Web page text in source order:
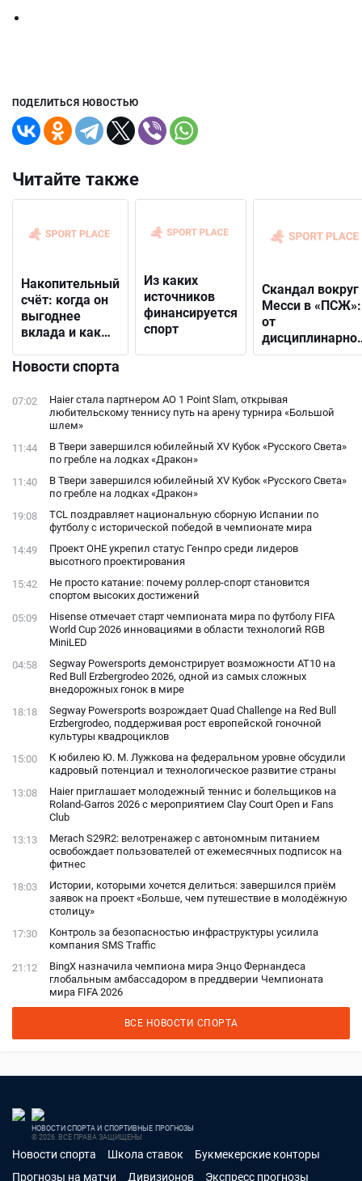
ПОДЕЛИТЬСЯ НОВОСТЬЮ
Читайте также
Накопительный
счёт: когда он
выгоднее
вклада и как
подходящий
Из каких
источников
финансируется
спорт
Скандал вокруг
Месси в «ПСЖ»:
от
решения до
фанатами
Новости спорта
07:02
Haier стала партнером AO 1 Point Slam, открывая
любительскому теннису путь на арену турнира «Большой
шлем»
11:44
В Твери завершился юбилейный XV Кубок «Русского Света»
по гребле на лодках «Дракон»
11:40
В Твери завершился юбилейный XV Кубок «Русского Света»
по гребле на лодках «Дракон»
19:08
TCL поздравляет национальную сборную Испании по
футболу с исторической победой в чемпионате мира
14:49
Проект ОНЕ укрепил статус Генпро среди лидеров
высотного проектирования
15:42
Не просто катание: почему роллер-спорт становится
спортом высоких достижений
05:09
Hisense отмечает старт чемпионата мира по футболу FIFA
World Cup 2026 инновациями в области технологий RGB
MiniLED
04:58
Segway Powersports демонстрирует возможности AT10 на
Red Bull Erzbergrodeo 2026, одной из самых сложных
внедорожных гонок в мире
18:18
Segway Powersports возрождает Quad Challenge на Red Bull
Erzbergrodeo, поддерживая рост европейской гоночной
культуры квадроциклов
15:00
К юбилею Ю. М. Лужкова на федеральном уровне обсудили
кадровый потенциал и технологическое развитие страны
13:08
Haier приглашает молодежный теннис и болельщиков на
Roland-Garros 2026 с мероприятием Clay Court Open и Fans
Club
13:13
Merach S29R2: велотренажер с автономным питанием
освобождает пользователей от ежемесячных подписок на
фитнес
18:03
Истории, которыми хочется делиться: завершился приём
заявок на проект «Больше, чем путешествие в молодёжную
столицу»
17:30
Контроль за безопасностью инфраструктуры усилила
компания SMS Traffic
21:12
BingX назначила чемпиона мира Энцо Фернандеса
глобальным амбассадором в преддверии Чемпионата
мира FIFA 2026
ВСЕ НОВОСТИ СПОРТА
НОВОСТИ СПОРТА И СПОРТИВНЫЕ ПРОГНОЗЫ
© 2026. ВСЕ ПРАВА ЗАЩИЩЕНЫ
Новости спорта Школа ставок
Букмекерские конторы
Прогнозы на матчи
Дивизионов Экспресс прогнозы